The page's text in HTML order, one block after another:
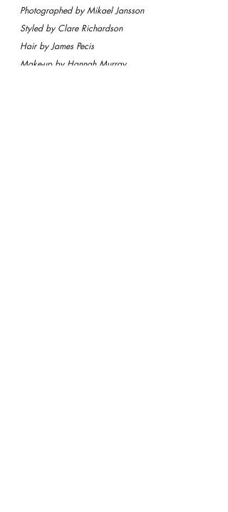
Photographed by Mikael Jansson
Styled by Clare Richardson
Hair by James Pecis
Make-up by Hannah Murray